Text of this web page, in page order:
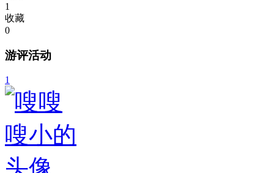
1
收藏
0
游评活动
1